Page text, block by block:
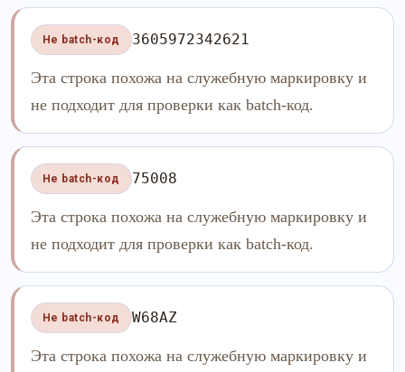
Не batch-код 3605972342621
Эта строка похожа на служебную маркировку и
не подходит для проверки как batch-код.
Не batch-код 75008
Эта строка похожа на служебную маркировку и
не подходит для проверки как batch-код.
Не batch-код W68AZ
Эта строка похожа на служебную маркировку и